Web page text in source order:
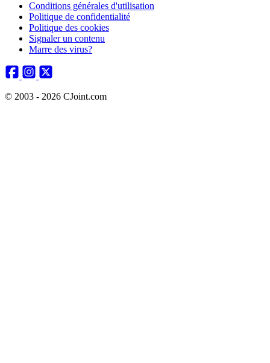
Conditions générales d'utilisation
Politique de confidentialité
Politique des cookies
Signaler un contenu
Marre des virus?
© 2003 - 2026 CJoint.com